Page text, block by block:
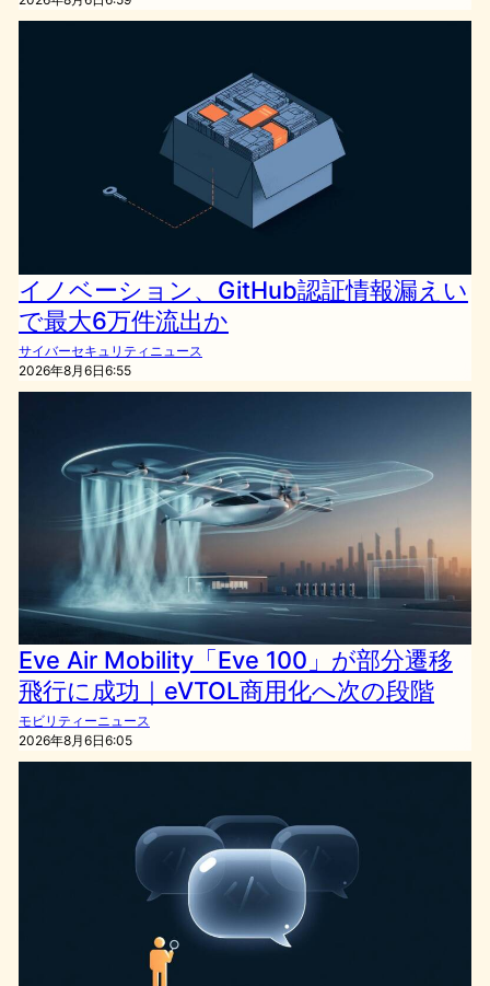
イノベーション、GitHub認証情報漏えい
で最大6万件流出か
サイバーセキュリティニュース
2026年8月6日6:55
Eve Air Mobility「Eve 100」が部分遷移
飛行に成功｜eVTOL商用化へ次の段階
モビリティーニュース
2026年8月6日6:05